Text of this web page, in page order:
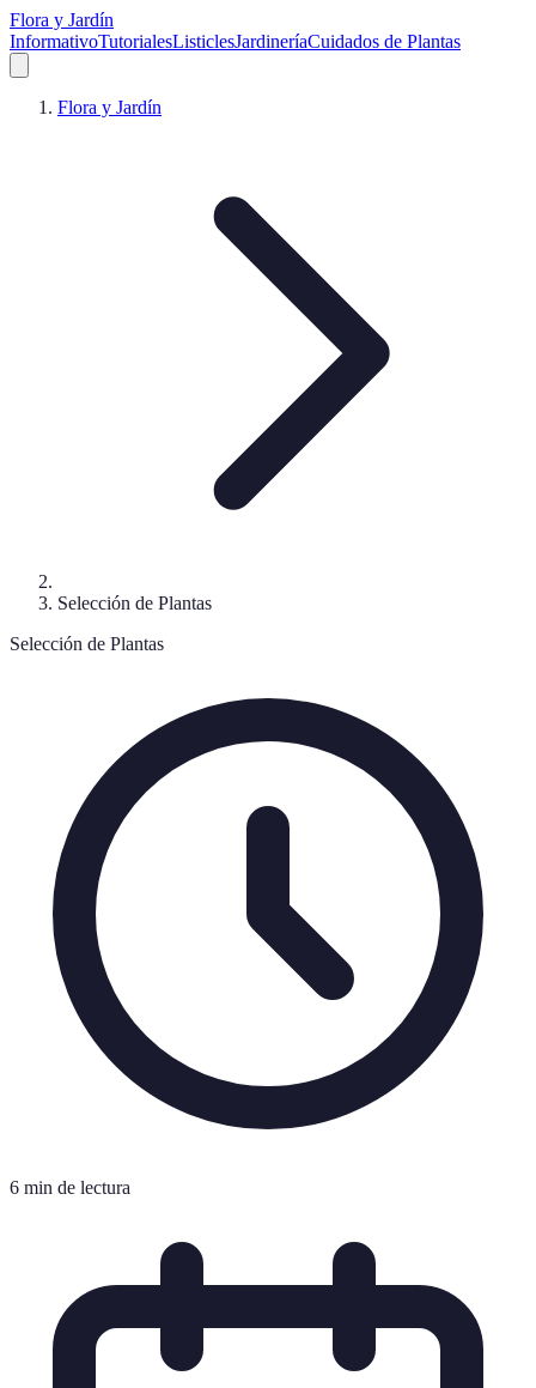
Flora y Jardín
InformativoTutorialesListiclesJardineríaCuidados de Plantas
Flora y Jardín
Selección de Plantas
Selección de Plantas
6 min de lectura